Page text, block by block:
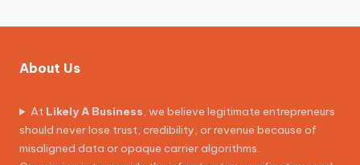
About Us
At Likely A Business, we believe legitimate entrepreneurs
should never lose trust, credibility, or revenue because of
misaligned data or opaque carrier algorithms.